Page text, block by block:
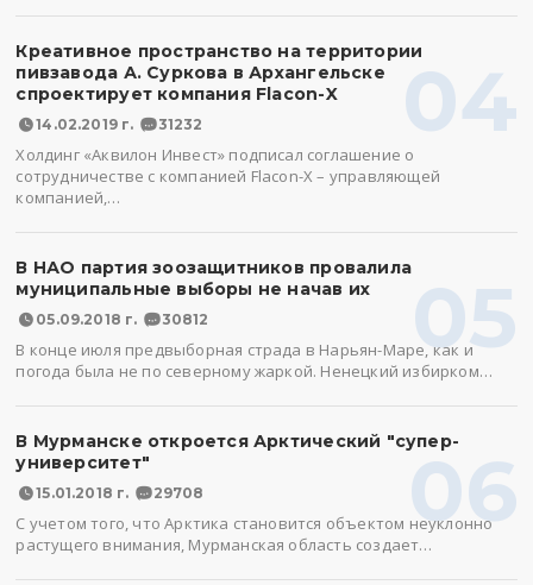
04
Креативное пространство на территории
пивзавода А. Суркова в Архангельске
спроектирует компания Flacon-X
14.02.2019 г. 31232
Холдинг «Аквилон Инвест» подписал соглашение о
сотрудничестве с компанией Flacon-X – управляющей
компанией,…
05
В НАО партия зоозащитников провалила
муниципальные выборы не начав их
05.09.2018 г. 30812
В конце июля предвыборная страда в Нарьян-Маре, как и
погода была не по северному жаркой. Ненецкий избирком…
06
В Мурманске откроется Арктический "супер-
университет"
15.01.2018 г. 29708
С учетом того, что Арктика становится объектом неуклонно
растущего внимания, Мурманская область создает…